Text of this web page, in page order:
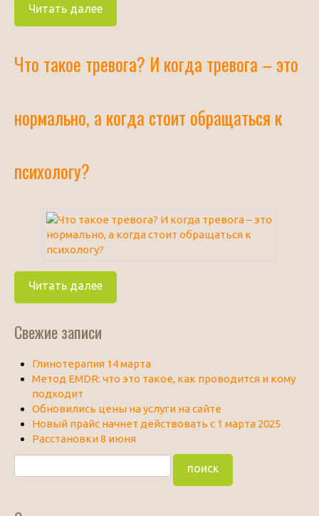
Читать далее
Что такое тревога? И когда тревога – это
нормально, а когда стоит обращаться к
психологу?
Читать далее
Свежие записи
Глинотерапия 14 марта
Метод EMDR: что это такое, как проводится и кому
подходит
Обновились цены на услуги на сайте
Новый прайс начнет действовать с 1 марта 2025
Расстановки 8 июня